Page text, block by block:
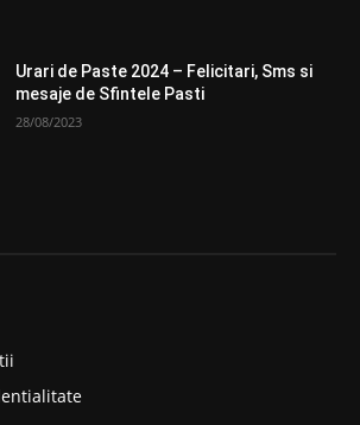
Urari de Paste 2024 – Felicitari, Sms si
mesaje de Sfintele Pasti
28/08/2023